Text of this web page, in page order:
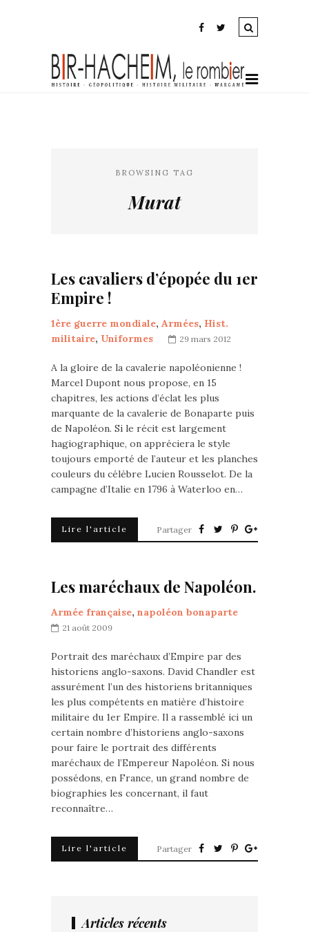
BROWSING TAG
Murat
Les cavaliers d’épopée du 1er
Empire !
1ère guerre mondiale, Armées, Hist.
militaire, Uniformes 29 mars 2012
A la gloire de la cavalerie napoléonienne !
Marcel Dupont nous propose, en 15
chapitres, les actions d’éclat les plus
marquante de la cavalerie de Bonaparte puis
de Napoléon. Si le récit est largement
hagiographique, on appréciera le style
toujours emporté de l’auteur et les planches
couleurs du célèbre Lucien Rousselot. De la
campagne d’Italie en 1796 à Waterloo en…
Lire l'article Partager
Les maréchaux de Napoléon.
Armée française, napoléon bonaparte
21 août 2009
Portrait des maréchaux d’Empire par des
historiens anglo-saxons. David Chandler est
assurément l’un des historiens britanniques
les plus compétents en matière d’histoire
militaire du 1er Empire. Il a rassemblé ici un
certain nombre d’historiens anglo-saxons
pour faire le portrait des différents
maréchaux de l’Empereur Napoléon. Si nous
possédons, en France, un grand nombre de
biographies les concernant, il faut
reconnaître…
Lire l'article Partager
Articles récents